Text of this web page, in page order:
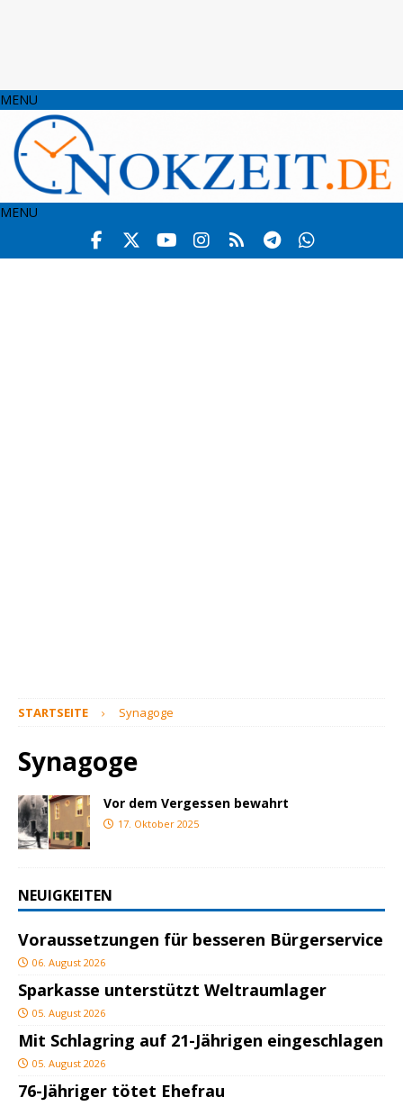
MENU
MENU
STARTSEITE Synagoge
Synagoge
Vor dem Vergessen bewahrt
17. Oktober 2025
NEUIGKEITEN
Voraussetzungen für besseren Bürgerservice
06. August 2026
Sparkasse unterstützt Weltraumlager
05. August 2026
Mit Schlagring auf 21-Jährigen eingeschlagen
05. August 2026
76-Jähriger tötet Ehefrau